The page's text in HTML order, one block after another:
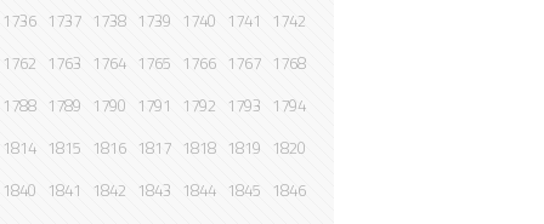
1736 1737 1738 1739 1740 1741 1742
1762 1763 1764 1765 1766 1767 1768
1788 1789 1790 1791 1792 1793 1794
1814 1815 1816 1817 1818 1819 1820
1840 1841 1842 1843 1844 1845 1846